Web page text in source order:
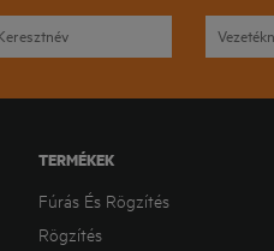
TERMÉKEK
Fúrás És Rögzítés
Rögzítés